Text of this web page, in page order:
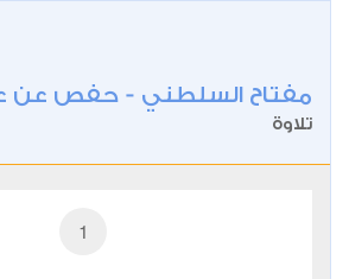
مفتاح السلطني - حفص عن
تلاوة
1